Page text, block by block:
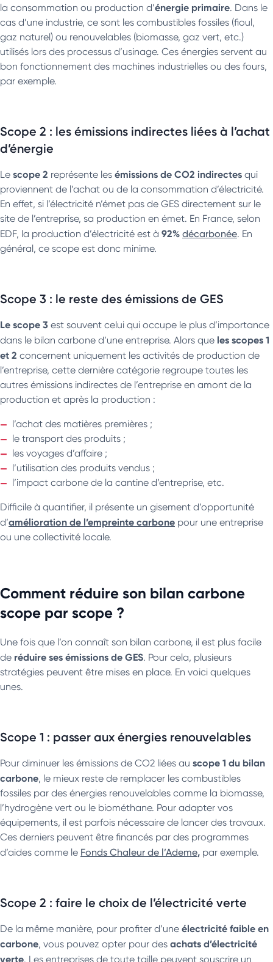
la consommation ou production d’énergie primaire. Dans le
cas d’une industrie, ce sont les combustibles fossiles (fioul,
gaz naturel) ou renouvelables (biomasse, gaz vert, etc.)
utilisés lors des processus d’usinage. Ces énergies servent au
bon fonctionnement des machines industrielles ou des fours,
par exemple.
Scope 2 : les émissions indirectes liées à l’achat
d’énergie
Le scope 2 représente les émissions de CO2 indirectes qui
proviennent de l’achat ou de la consommation d’électricité.
En effet, si l’électricité n’émet pas de GES directement sur le
site de l’entreprise, sa production en émet. En France, selon
EDF, la production d’électricité est à 92% décarbonée. En
général, ce scope est donc minime.
Scope 3 : le reste des émissions de GES
Le scope 3 est souvent celui qui occupe le plus d’importance
dans le bilan carbone d’une entreprise. Alors que les scopes 1
et 2 concernent uniquement les activités de production de
l’entreprise, cette dernière catégorie regroupe toutes les
autres émissions indirectes de l’entreprise en amont de la
production et après la production :
l’achat des matières premières ;
le transport des produits ;
les voyages d’affaire ;
l’utilisation des produits vendus ;
l’impact carbone de la cantine d’entreprise, etc.
Difficile à quantifier, il présente un gisement d’opportunité
d’amélioration de l’empreinte carbone pour une entreprise
ou une collectivité locale.
Comment réduire son bilan carbone
scope par scope ?
Une fois que l’on connaît son bilan carbone, il est plus facile
de réduire ses émissions de GES. Pour cela, plusieurs
stratégies peuvent être mises en place. En voici quelques
unes.
Scope 1 : passer aux énergies renouvelables
Pour diminuer les émissions de CO2 liées au scope 1 du bilan
carbone, le mieux reste de remplacer les combustibles
fossiles par des énergies renouvelables comme la biomasse,
l’hydrogène vert ou le biométhane. Pour adapter vos
équipements, il est parfois nécessaire de lancer des travaux.
Ces derniers peuvent être financés par des programmes
d’aides comme le Fonds Chaleur de l’Ademe, par exemple.
Scope 2 : faire le choix de l’électricité verte
De la même manière, pour profiter d’une électricité faible en
carbone, vous pouvez opter pour des achats d’électricité
verte. Les entreprises de toute taille peuvent souscrire un